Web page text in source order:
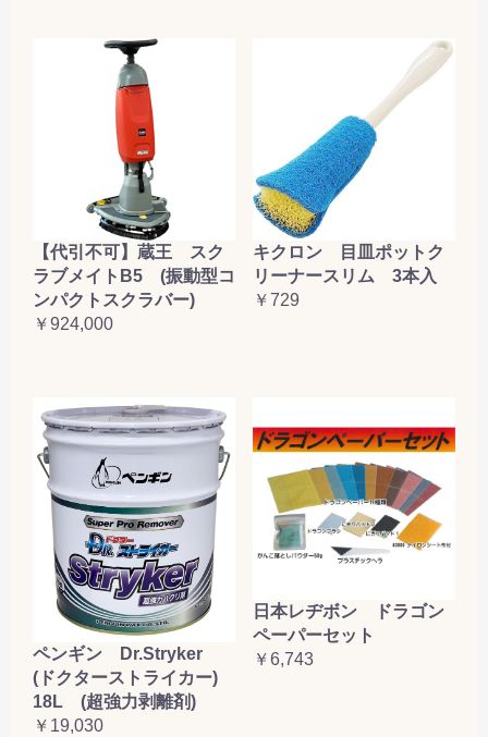
【代引不可】蔵王 スク
ラブメイトB5 (振動型コ
ンパクトスクラバー)
￥924,000
キクロン 目皿ポットク
リーナースリム 3本入
￥729
ペンギン Dr.Stryker
(ドクターストライカー)
18L (超強力剥離剤)
￥19,030
日本レヂボン ドラゴン
ペーパーセット
￥6,743